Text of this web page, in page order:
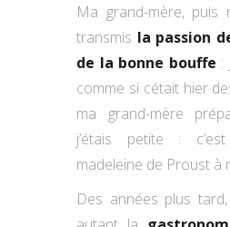
Ma grand-mère, puis
transmis la passion
de la bonne bouffe :
comme si cétait hier
ma grand-mère
j’étais petite :
madeleine de Proust à
Des années plus tard,